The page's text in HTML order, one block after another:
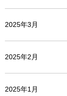
2025年3月
2025年2月
2025年1月